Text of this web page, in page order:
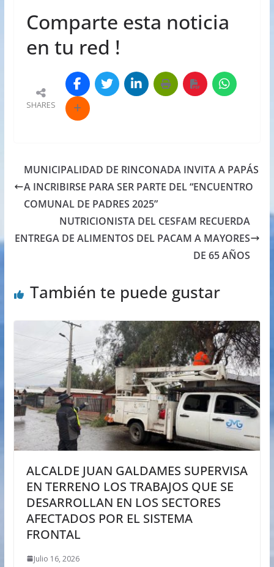
Comparte esta noticia
en tu red !
SHARES
MUNICIPALIDAD DE RINCONADA INVITA A PAPÁS
A INCRIBIRSE PARA SER PARTE DEL “ENCUENTRO
COMUNAL DE PADRES 2025”
NUTRICIONISTA DEL CESFAM RECUERDA
ENTREGA DE ALIMENTOS DEL PACAM A MAYORES
DE 65 AÑOS
También te puede gustar
ALCALDE JUAN GALDAMES SUPERVISA
EN TERRENO LOS TRABAJOS QUE SE
DESARROLLAN EN LOS SECTORES
AFECTADOS POR EL SISTEMA
FRONTAL
Julio 16, 2026